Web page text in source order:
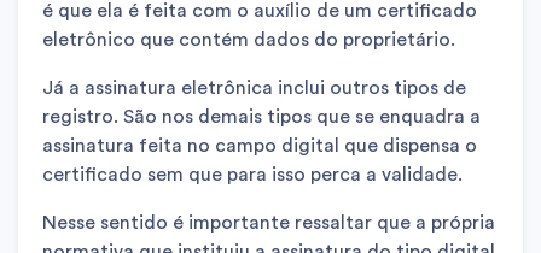
é que ela é feita com o auxílio de um certificado
eletrônico que contém dados do proprietário.
Já a assinatura eletrônica inclui outros tipos de
registro. São nos demais tipos que se enquadra a
assinatura feita no campo digital que dispensa o
certificado sem que para isso perca a validade.
Nesse sentido é importante ressaltar que a própria